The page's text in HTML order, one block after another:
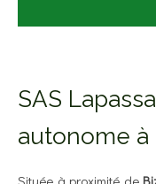
SAS
autonome à
Située à proximité de